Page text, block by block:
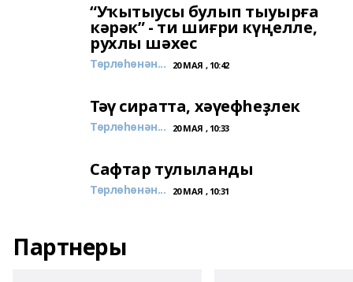
“Уҡытыусы булып тыуырға
кәрәк” - ти шиғри күңелле,
рухлы шәхес
Төрлөһөнән... 20 МАЯ , 10:42
Тәү сиратта, хәүефһеҙлек
Төрлөһөнән... 20 МАЯ , 10:33
Сафтар тулыланды
Төрлөһөнән... 20 МАЯ , 10:31
Партнеры